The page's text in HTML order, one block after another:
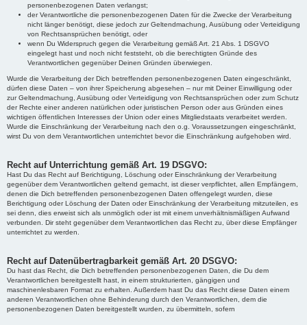
personenbezogenen Daten verlangst;
der Verantwortliche die personenbezogenen Daten für die Zwecke der Verarbeitung
nicht länger benötigt, diese jedoch zur Geltendmachung, Ausübung oder Verteidigung
von Rechtsansprüchen benötigt, oder
wenn Du Widerspruch gegen die Verarbeitung gemäß Art. 21 Abs. 1 DSGVO
eingelegt hast und noch nicht feststeht, ob die berechtigten Gründe des
Verantwortlichen gegenüber Deinen Gründen überwiegen.
Wurde die Verarbeitung der Dich betreffenden personenbezogenen Daten eingeschränkt,
dürfen diese Daten – von ihrer Speicherung abgesehen – nur mit Deiner Einwilligung oder
zur Geltendmachung, Ausübung oder Verteidigung von Rechtsansprüchen oder zum Schutz
der Rechte einer anderen natürlichen oder juristischen Person oder aus Gründen eines
wichtigen öffentlichen Interesses der Union oder eines Mitgliedstaats verarbeitet werden.
Wurde die Einschränkung der Verarbeitung nach den o.g. Voraussetzungen eingeschränkt,
wirst Du von dem Verantwortlichen unterrichtet bevor die Einschränkung aufgehoben wird.
Recht auf Unterrichtung gemäß Art. 19 DSGVO:
Hast Du das Recht auf Berichtigung, Löschung oder Einschränkung der Verarbeitung
gegenüber dem Verantwortlichen geltend gemacht, ist dieser verpflichtet, allen Empfängern,
denen die Dich betreffenden personenbezogenen Daten offengelegt wurden, diese
Berichtigung oder Löschung der Daten oder Einschränkung der Verarbeitung mitzuteilen, es
sei denn, dies erweist sich als unmöglich oder ist mit einem unverhältnismäßigen Aufwand
verbunden. Dir steht gegenüber dem Verantwortlichen das Recht zu, über diese Empfänger
unterrichtet zu werden.
Recht auf Datenübertragbarkeit gemäß Art. 20 DSGVO:
Du hast das Recht, die Dich betreffenden personenbezogenen Daten, die Du dem
Verantwortlichen bereitgestellt hast, in einem strukturierten, gängigen und
maschinenlesbaren Format zu erhalten. Außerdem hast Du das Recht diese Daten einem
anderen Verantwortlichen ohne Behinderung durch den Verantwortlichen, dem die
personenbezogenen Daten bereitgestellt wurden, zu übermitteln, sofern